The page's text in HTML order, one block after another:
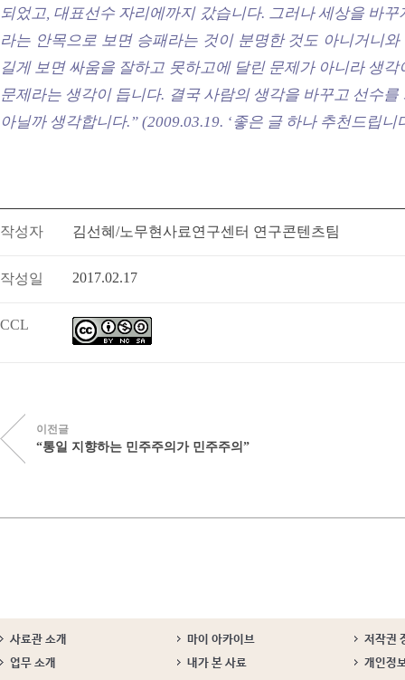
되었고, 대표선수 자리에까지 갔습니다. 그러나 세상을 바
라는 안목으로 보면 승패라는 것이 분명한 것도 아니거니
길게 보면 싸움을 잘하고 못하고에 달린 문제가 아니라 생
문제라는 생각이 듭니다. 결국 사람의 생각을 바꾸고 선수
아닐까 생각합니다.” (2009.03.19. ‘좋은 글 하나 추천드립니
작성자 김선혜/노무현사료연구센터 연구콘텐츠팀
작성일 2017.02.17
CCL
이전글
“통일 지향하는 민주주의가 민주주의”
사료관 소개 마이 아카이브
저작권
업무 소개
내가 본 사료 개인정